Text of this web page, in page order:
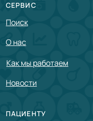
СЕРВИС
Поиск
О нас
Как мы работаем
Новости
ПАЦИЕНТУ